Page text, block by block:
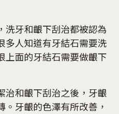
洗牙和齦下刮治都被認為
多人知道有牙結石需要洗
上面的牙結石需要做齦下
治和齦下刮治之後，牙齦
牙齦的色澤有所改善，